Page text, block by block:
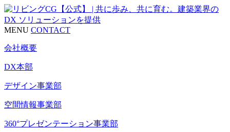
MENU CONTACT
会社概要
DX本部
デザイン事業部
空間情報事業部
360°プレゼンテーション事業部